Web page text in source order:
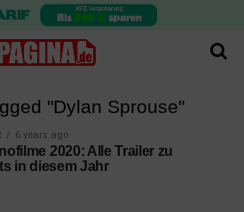
"Dylan Sprouse"
6 years ago
2020: Alle Trailer zu
in diesem Jahr